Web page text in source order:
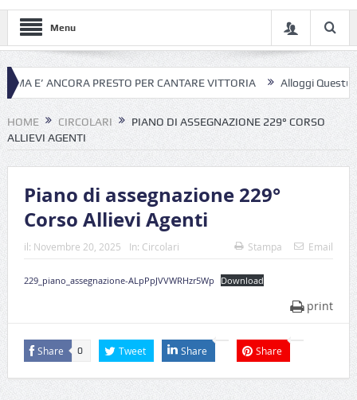
Menu
PRESTO PER CANTARE VITTORIA Alloggi Questura di
HOME CIRCOLARI
PIANO DI ASSEGNAZIONE 229° CORSO
ALLIEVI AGENTI
Piano di assegnazione 229°
Corso Allievi Agenti
il: Novembre 20, 2025 In: Circolari Stampa Email
229_piano_assegnazione-ALpPpJVVWRHzr5Wp Download
print
Share 0 Tweet Share Share